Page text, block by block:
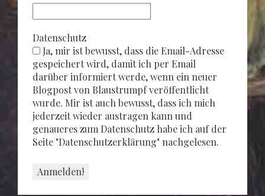
Datenschutz
Ja, mir ist bewusst, dass die Email-Adresse
gespeichert wird, damit ich per Email
darüber informiert werde, wenn ein neuer
Blogpost von Blaustrumpf veröffentlicht
wurde. Mir ist auch bewusst, dass ich mich
jederzeit wieder austragen kann und
genaueres zum Datenschutz habe ich auf der
Seite "Datenschutzerklärung" nachgelesen.